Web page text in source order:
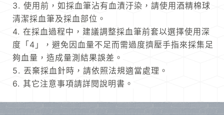
3. 使用前，如採血筆沾有血漬汙染，請使用酒精棉球
清潔採血筆及採血部位。
4. 在採血過程中，建議調整採血筆前套以選擇使用深
度「4」，避免因血量不足而需過度擠壓手指來採集足
夠血量，造成量測結果誤差。
5. 丟棄採血針時，請依照法規適當處理。
6. 其它注意事項請詳閱說明書。